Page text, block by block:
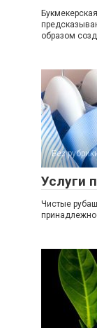
образом
Без
Услуги
Чистые